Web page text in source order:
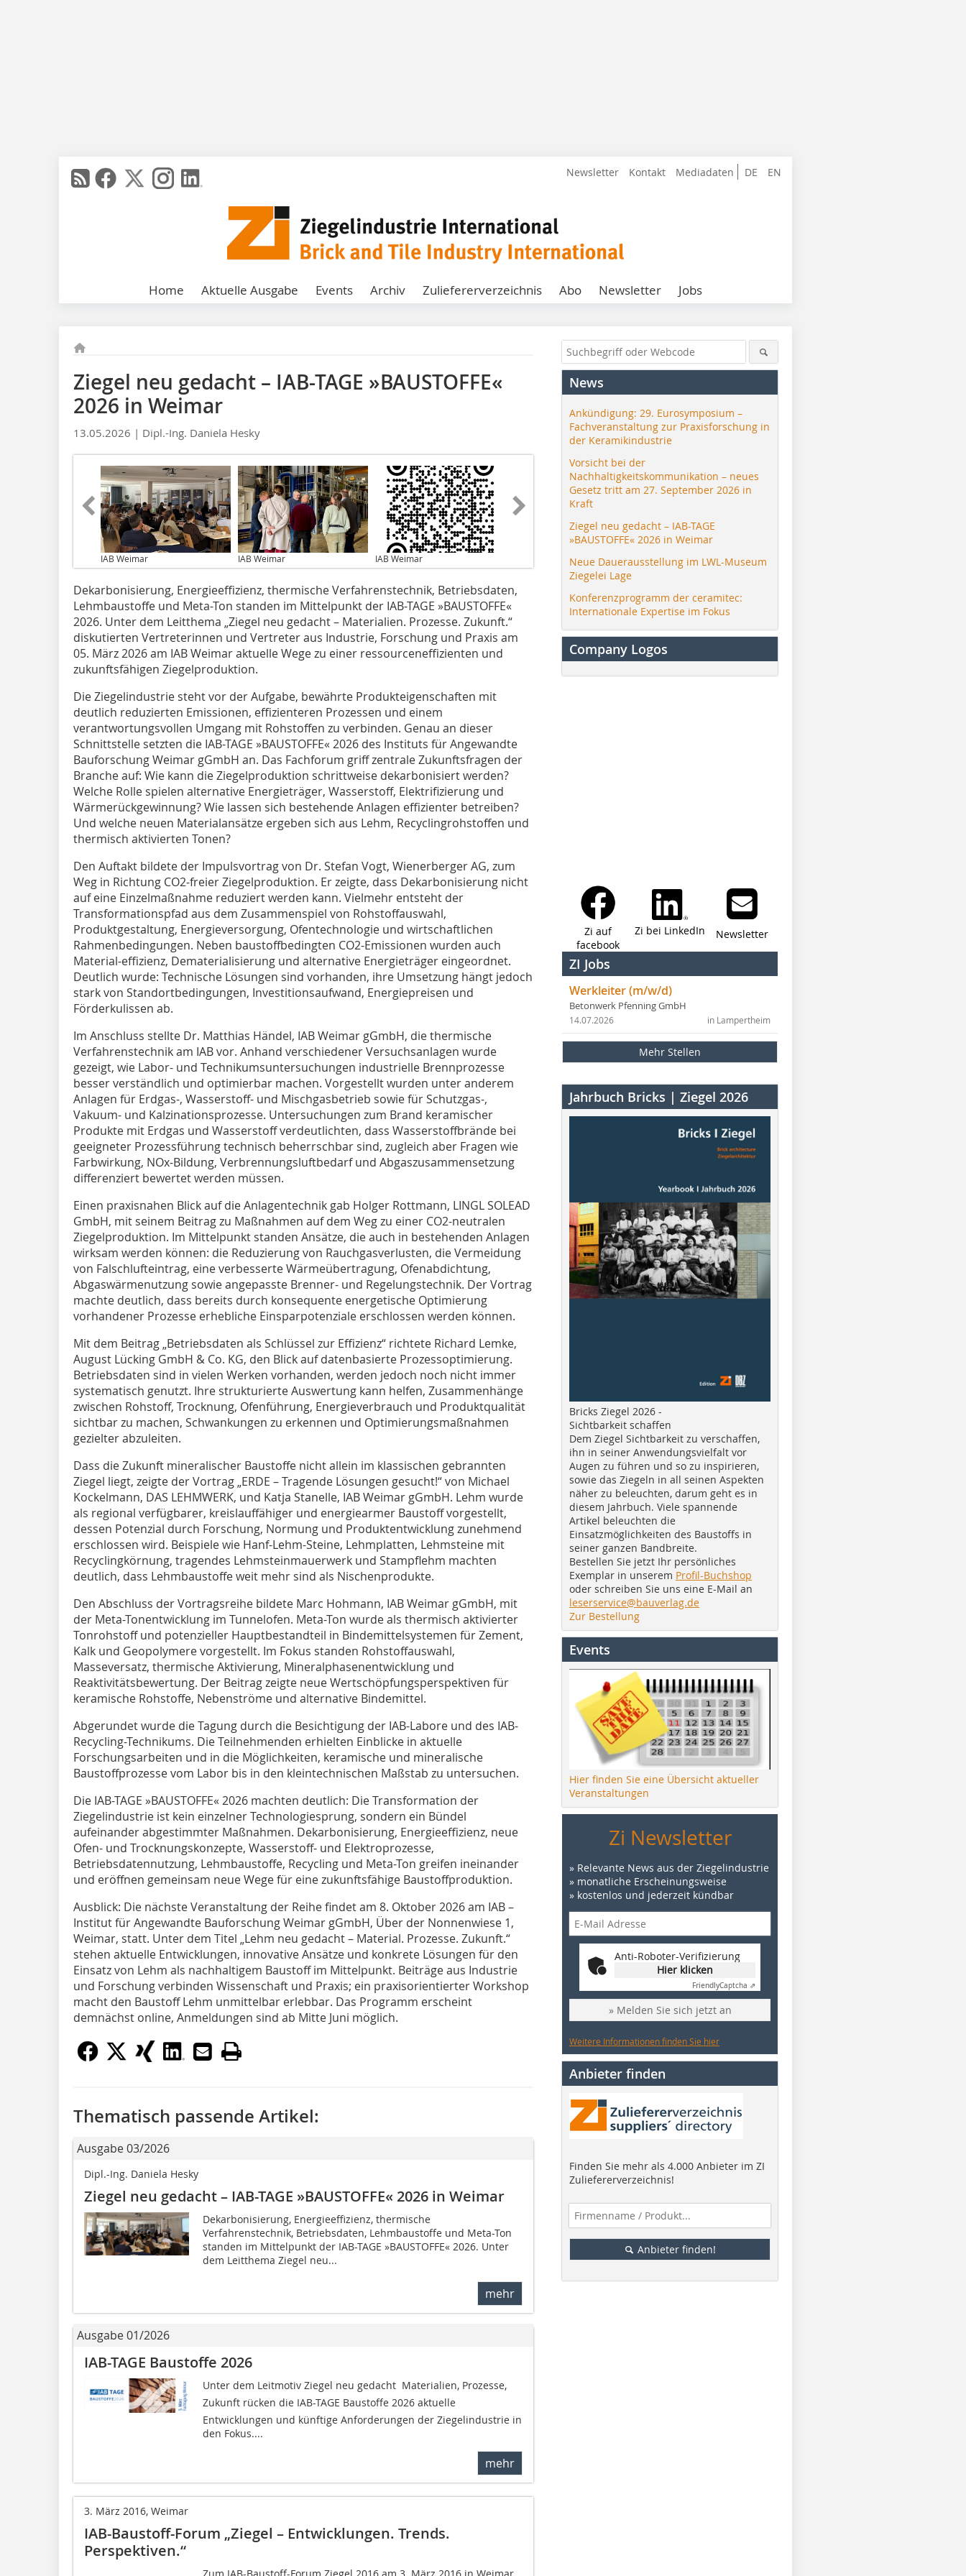
DE EN
Newsletter Kontakt Mediadaten
Home Aktuelle Ausgabe Events Archiv Zuliefererverzeichnis Abo Newsletter Jobs
Ziegel neu gedacht – IAB-TAGE »BAUSTOFFE«
2026 in Weimar
13.05.2026 | Dipl.-Ing. Daniela Hesky
IAB Weimar IAB Weimar IAB Weimar
Dekarbonisierung, Energieeffizienz, thermische Verfahrenstechnik, Betriebsdaten,
Lehmbaustoffe und Meta-Ton standen im Mittelpunkt der IAB-TAGE »BAUSTOFFE«
2026. Unter dem Leitthema „Ziegel neu gedacht – Materialien. Prozesse. Zukunft.“
diskutierten Vertreterinnen und Vertreter aus Industrie, Forschung und Praxis am
05. März 2026 am IAB Weimar aktuelle Wege zu einer ressourceneffizienten und
zukunftsfähigen Ziegelproduktion.
Die Ziegelindustrie steht vor der Aufgabe, bewährte Produkteigenschaften mit
deutlich reduzierten Emissionen, effizienteren Prozessen und einem
verantwortungsvollen Umgang mit Rohstoffen zu verbinden. Genau an dieser
Schnittstelle setzten die IAB-TAGE »BAUSTOFFE« 2026 des Instituts für Angewandte
Bauforschung Weimar gGmbH an. Das Fachforum griff zentrale Zukunftsfragen der
Branche auf: Wie kann die Ziegelproduktion schrittweise dekarbonisiert werden?
Welche Rolle spielen alternative Energieträger, Wasserstoff, Elektrifizierung und
Wärmerückgewinnung? Wie lassen sich bestehende Anlagen effizienter betreiben?
Und welche neuen Materialansätze ergeben sich aus Lehm, Recyclingrohstoffen und
thermisch aktivierten Tonen?
Den Auftakt bildete der Impulsvortrag von Dr. Stefan Vogt, Wienerberger AG, zum
Weg in Richtung CO2-freier Ziegelproduktion. Er zeigte, dass Dekarbonisierung nicht
auf eine Einzelmaßnahme reduziert werden kann. Vielmehr entsteht der
Transformationspfad aus dem Zusammenspiel von Rohstoffauswahl,
Produktgestaltung, Energieversorgung, Ofentechnologie und wirtschaftlichen
Rahmenbedingungen. Neben baustoffbedingten CO2-Emissionen wurden auch
Material-effizienz, Dematerialisierung und alternative Energieträger eingeordnet.
Deutlich wurde: Technische Lösungen sind vorhanden, ihre Umsetzung hängt jedoch
stark von Standortbedingungen, Investitionsaufwand, Energiepreisen und
Förderkulissen ab.
Im Anschluss stellte Dr. Matthias Händel, IAB Weimar gGmbH, die thermische
Verfahrenstechnik am IAB vor. Anhand verschiedener Versuchsanlagen wurde
gezeigt, wie Labor- und Technikumsuntersuchungen industrielle Brennprozesse
besser verständlich und optimierbar machen. Vorgestellt wurden unter anderem
Anlagen für Erdgas-, Wasserstoff- und Mischgasbetrieb sowie für Schutzgas-,
Vakuum- und Kalzinationsprozesse. Untersuchungen zum Brand keramischer
Produkte mit Erdgas und Wasserstoff verdeutlichten, dass Wasserstoffbrände bei
geeigneter Prozessführung technisch beherrschbar sind, zugleich aber Fragen wie
Farbwirkung, NOx-Bildung, Verbrennungsluftbedarf und Abgaszusammensetzung
differenziert bewertet werden müssen.
Einen praxisnahen Blick auf die Anlagentechnik gab Holger Rottmann, LINGL SOLEAD
GmbH, mit seinem Beitrag zu Maßnahmen auf dem Weg zu einer CO2-neutralen
Ziegelproduktion. Im Mittelpunkt standen Ansätze, die auch in bestehenden Anlagen
wirksam werden können: die Reduzierung von Rauchgasverlusten, die Vermeidung
von Falschlufteintrag, eine verbesserte Wärmeübertragung, Ofenabdichtung,
Abgaswärmenutzung sowie angepasste Brenner- und Regelungstechnik. Der Vortrag
machte deutlich, dass bereits durch konsequente energetische Optimierung
vorhandener Prozesse erhebliche Einsparpotenziale erschlossen werden können.
Mit dem Beitrag „Betriebsdaten als Schlüssel zur Effizienz“ richtete Richard Lemke,
August Lücking GmbH & Co. KG, den Blick auf datenbasierte Prozessoptimierung.
Betriebsdaten sind in vielen Werken vorhanden, werden jedoch noch nicht immer
systematisch genutzt. Ihre strukturierte Auswertung kann helfen, Zusammenhänge
zwischen Rohstoff, Trocknung, Ofenführung, Energieverbrauch und Produktqualität
sichtbar zu machen, Schwankungen zu erkennen und Optimierungsmaßnahmen
gezielter abzuleiten.
Dass die Zukunft mineralischer Baustoffe nicht allein im klassischen gebrannten
Ziegel liegt, zeigte der Vortrag „ERDE – Tragende Lösungen gesucht!“ von Michael
Kockelmann, DAS LEHMWERK, und Katja Stanelle, IAB Weimar gGmbH. Lehm wurde
als regional verfügbarer, kreislauffähiger und energiearmer Baustoff vorgestellt,
dessen Potenzial durch Forschung, Normung und Produktentwicklung zunehmend
erschlossen wird. Beispiele wie Hanf-Lehm-Steine, Lehmplatten, Lehmsteine mit
Recyclingkörnung, tragendes Lehmsteinmauerwerk und Stampflehm machten
deutlich, dass Lehmbaustoffe weit mehr sind als Nischenprodukte.
Den Abschluss der Vortragsreihe bildete Marc Hohmann, IAB Weimar gGmbH, mit
der Meta-Tonentwicklung im Tunnelofen. Meta-Ton wurde als thermisch aktivierter
Tonrohstoff und potenzieller Hauptbestandteil in Bindemittelsystemen für Zement,
Kalk und Geopolymere vorgestellt. Im Fokus standen Rohstoffauswahl,
Masseversatz, thermische Aktivierung, Mineralphasenentwicklung und
Reaktivitätsbewertung. Der Beitrag zeigte neue Wertschöpfungsperspektiven für
keramische Rohstoffe, Nebenströme und alternative Bindemittel.
Abgerundet wurde die Tagung durch die Besichtigung der IAB-Labore und des IAB-
Recycling-Technikums. Die Teilnehmenden erhielten Einblicke in aktuelle
Forschungsarbeiten und in die Möglichkeiten, keramische und mineralische
Baustoffprozesse vom Labor bis in den kleintechnischen Maßstab zu untersuchen.
Die IAB-TAGE »BAUSTOFFE« 2026 machten deutlich: Die Transformation der
Ziegelindustrie ist kein einzelner Technologiesprung, sondern ein Bündel
aufeinander abgestimmter Maßnahmen. Dekarbonisierung, Energieeffizienz, neue
Ofen- und Trocknungskonzepte, Wasserstoff- und Elektroprozesse,
Betriebsdatennutzung, Lehmbaustoffe, Recycling und Meta-Ton greifen ineinander
und eröffnen gemeinsam neue Wege für eine zukunftsfähige Baustoffproduktion.
Ausblick: Die nächste Veranstaltung der Reihe findet am 8. Oktober 2026 am IAB –
Institut für Angewandte Bauforschung Weimar gGmbH, Über der Nonnenwiese 1,
Weimar, statt. Unter dem Titel „Lehm neu gedacht – Material. Prozesse. Zukunft.“
stehen aktuelle Entwicklungen, innovative Ansätze und konkrete Lösungen für den
Einsatz von Lehm als nachhaltigem Baustoff im Mittelpunkt. Beiträge aus Industrie
und Forschung verbinden Wissenschaft und Praxis; ein praxisorientierter Workshop
macht den Baustoff Lehm unmittelbar erlebbar. Das Programm erscheint
demnächst online, Anmeldungen sind ab Mitte Juni möglich.
Thematisch passende Artikel:
Ausgabe 03/2026
Dipl.-Ing. Daniela Hesky
Ziegel neu gedacht – IAB-TAGE »BAUSTOFFE« 2026 in Weimar
Dekarbonisierung, Energieeffizienz, thermische
Verfahrenstechnik, Betriebsdaten, Lehmbaustoffe und Meta-Ton
standen im Mittelpunkt der IAB-TAGE »BAUSTOFFE« 2026. Unter
dem Leitthema Ziegel neu...
mehr
Ausgabe 01/2026
IAB-TAGE Baustoffe 2026
Unter dem Leitmotiv Ziegel neu gedacht  Materialien, Prozesse,
Zukunft rücken die IAB-TAGE Baustoffe 2026 aktuelle
Entwicklungen und künftige Anforderungen der Ziegelindustrie in
den Fokus....
mehr
3. März 2016, Weimar
IAB-Baustoff-Forum „Ziegel – Entwicklungen. Trends.
Perspektiven.“
Zum IAB-Baustoff-Forum Ziegel 2016 am 3. März 2016 in Weimar
News
Ankündigung: 29. Eurosymposium –
Fachveranstaltung zur Praxisforschung in
der Keramikindustrie
Vorsicht bei der
Nachhaltigkeitskommunikation – neues
Gesetz tritt am 27. September 2026 in
Kraft
Ziegel neu gedacht – IAB-TAGE
»BAUSTOFFE« 2026 in Weimar
Neue Dauerausstellung im LWL-Museum
Ziegelei Lage
Konferenzprogramm der ceramitec:
Internationale Expertise im Fokus
Company Logos
Zi auf
facebook
Zi bei LinkedIn Newsletter
ZI Jobs
Werkleiter (m/w/d)
Betonwerk Pfenning GmbH
in Lampertheim
14.07.2026
Mehr Stellen
Jahrbuch Bricks | Ziegel 2026
Bricks Ziegel 2026 -
Sichtbarkeit schaffen
Dem Ziegel Sichtbarkeit zu verschaffen,
ihn in seiner Anwendungsvielfalt vor
Augen zu führen und so zu inspirieren,
sowie das Ziegeln in all seinen Aspekten
näher zu beleuchten, darum geht es in
diesem Jahrbuch. Viele spannende
Artikel beleuchten die
Einsatzmöglichkeiten des Baustoffs in
seiner ganzen Bandbreite.
Bestellen Sie jetzt Ihr persönliches
Exemplar in unserem Profil-Buchshop
oder schreiben Sie uns eine E-Mail an
leserservice@bauverlag.de
Zur Bestellung
Events
Hier finden Sie eine Übersicht aktueller
Veranstaltungen
Zi Newsletter
» Relevante News aus der Ziegelindustrie
» monatliche Erscheinungsweise
» kostenlos und jederzeit kündbar
Anti-Roboter-Verifizierung
Hier klicken
FriendlyCaptcha ⇗
» Melden Sie sich jetzt an
Weitere Informationen finden Sie hier
Anbieter finden
Finden Sie mehr als 4.000 Anbieter im ZI
Zuliefererverzeichnis!
Anbieter finden!